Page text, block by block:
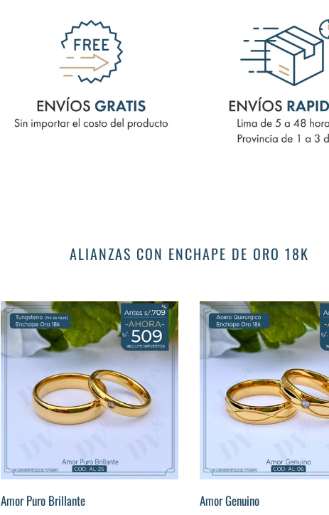
ALIANZAS CON ENCHAPE DE ORO 18K
Amor
Puro
Brillante
Amor Puro Brillante
Amor
Genuino
Amor Genuino